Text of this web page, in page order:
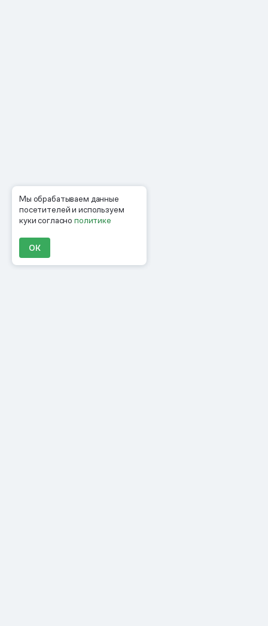
Мы обрабатываем данные
посетителей и используем
куки согласнополитике
ОК